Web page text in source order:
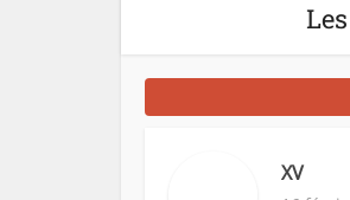
XV